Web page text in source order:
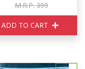
M.R.P. 399
ADD TO CART